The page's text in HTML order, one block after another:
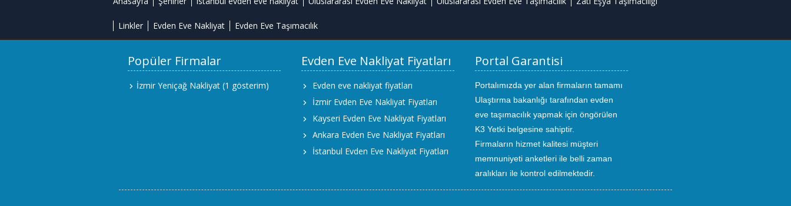
Linkler Evden Eve Nakliyat Evden Eve Taşımacılık
Popüler Firmalar
İzmir Yeniçağ Nakliyat (1 gösterim)
Evden Eve Nakliyat Fiyatları
Evden eve nakliyat fiyatları
İzmir Evden Eve Nakliyat Fiyatları
Kayseri Evden Eve Nakliyat Fiyatları
Ankara Evden Eve Nakliyat Fiyatları
İstanbul Evden Eve Nakliyat Fiyatları
Portal Garantisi
Portalımızda yer alan firmaların tamamı
Ulaştırma bakanlığı tarafından evden
eve taşımacılık yapmak için öngörülen
K3 Yetki belgesine sahiptir.
Firmaların hizmet kalitesi müşteri
memnuniyeti anketleri ile belli zaman
aralıkları ile kontrol edilmektedir.